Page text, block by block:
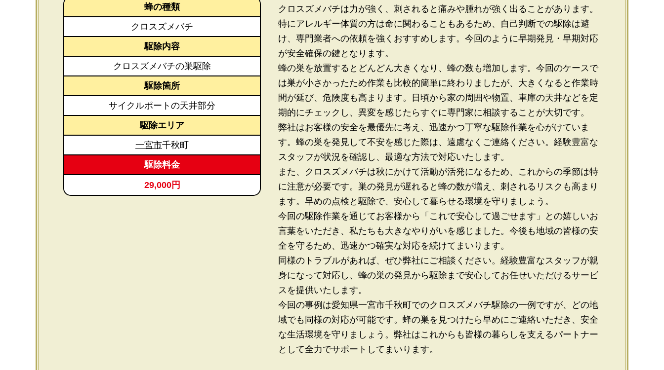
蜂の種類
クロスズメバチ
駆除内容
クロスズメバチの巣駆除
駆除箇所
サイクルポートの天井部分
駆除エリア
一宮市千秋町
駆除料金
29,000円
クロスズメバチは力が強く、刺されると痛みや腫れが強く出ることがあります。
特にアレルギー体質の方は命に関わることもあるため、自己判断での駆除は避
け、専門業者への依頼を強くおすすめします。今回のように早期発見・早期対応
が安全確保の鍵となります。
蜂の巣を放置するとどんどん大きくなり、蜂の数も増加します。今回のケースで
は巣が小さかったため作業も比較的簡単に終わりましたが、大きくなると作業時
間が延び、危険度も高まります。日頃から家の周囲や物置、車庫の天井などを定
期的にチェックし、異変を感じたらすぐに専門家に相談することが大切です。
弊社はお客様の安全を最優先に考え、迅速かつ丁寧な駆除作業を心がけていま
す。蜂の巣を発見して不安を感じた際は、遠慮なくご連絡ください。経験豊富な
スタッフが状況を確認し、最適な方法で対応いたします。
また、クロスズメバチは秋にかけて活動が活発になるため、これからの季節は特
に注意が必要です。巣の発見が遅れると蜂の数が増え、刺されるリスクも高まり
ます。早めの点検と駆除で、安心して暮らせる環境を守りましょう。
今回の駆除作業を通じてお客様から「これで安心して過ごせます」との嬉しいお
言葉をいただき、私たちも大きなやりがいを感じました。今後も地域の皆様の安
全を守るため、迅速かつ確実な対応を続けてまいります。
同様のトラブルがあれば、ぜひ弊社にご相談ください。経験豊富なスタッフが親
身になって対応し、蜂の巣の発見から駆除まで安心してお任せいただけるサービ
スを提供いたします。
今回の事例は愛知県一宮市千秋町でのクロスズメバチ駆除の一例ですが、どの地
域でも同様の対応が可能です。蜂の巣を見つけたら早めにご連絡いただき、安全
な生活環境を守りましょう。弊社はこれからも皆様の暮らしを支えるパートナー
として全力でサポートしてまいります。